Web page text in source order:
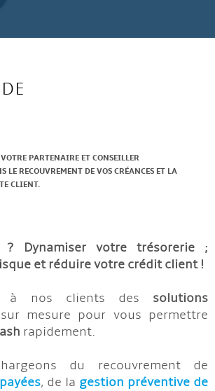
PARTENAIRE ET CONSEILLER
LE RECOUVREMENT DE VOS CRÉANCES ET LA
CLIENT.
Dynamiser votre trésorerie ;
et réduire votre crédit client !
à nos clients des solutions
mesure pour vous permettre
rapidement.
du recouvrement de
, de la gestion préventive de